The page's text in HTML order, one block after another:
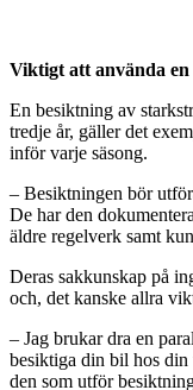
Viktigt att använda
En besiktning av
tredje år, gäller det
inför varje säsong.
– Besiktningen bör
De har den
äldre regelverk samt
Deras sakkunskap på
och, det kanske allra
– Jag brukar dra en
besiktiga din bil hos din
den som utför